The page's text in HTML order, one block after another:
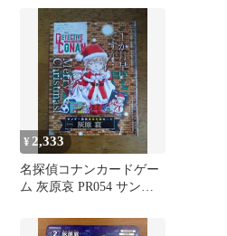
¥ 2,333
名探偵コナンカードゲー
ム 灰原哀 PR054 サンデ